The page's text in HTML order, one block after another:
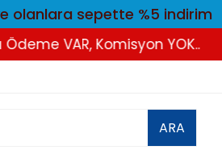
olanlara sepette %5 indirim
VAR, Komisyon YOK..
ARA